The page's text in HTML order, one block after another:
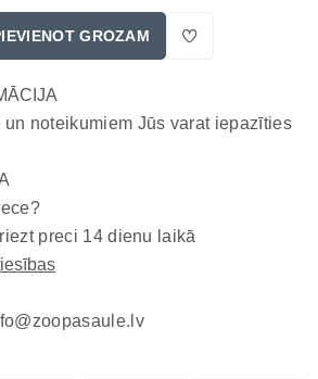
GROZAM
noteikumiem Jūs varat iepazīties
preci 14 dienu laikā